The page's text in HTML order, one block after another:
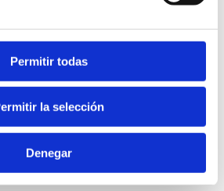
Permitir todas
la selección
Denegar
Council promotes olive
of companies from
Olive Oil Exhibition